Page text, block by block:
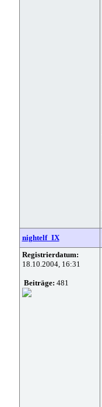
nightelf_IX
Registrierdatum:
18.10.2004, 16:31
Beiträge: 481